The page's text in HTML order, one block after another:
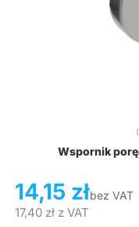
Wspornik
14,15 złbez VAT
17,40 złz VAT